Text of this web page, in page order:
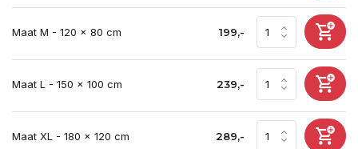
Maat M - 120 x 80 cm 199,-
Maat L - 150 x 100 cm 239,-
Maat XL - 180 x 120 cm 289,-